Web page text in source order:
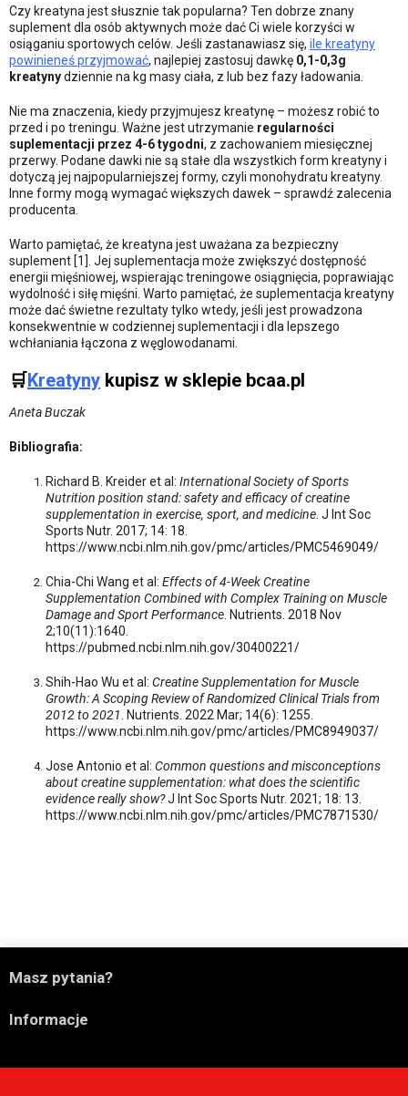
Czy kreatyna jest słusznie tak popularna? Ten dobrze znany
suplement dla osób aktywnych może dać Ci wiele korzyści w
osiąganiu sportowych celów. Jeśli zastanawiasz się, ile kreatyny
powinieneś przyjmować, najlepiej zastosuj dawkę 0,1-0,3g
kreatynydziennie na kg masy ciała, z lub bez fazy ładowania.
Nie ma znaczenia, kiedy przyjmujesz kreatynę – możesz robić to
przed i po treningu. Ważne jest utrzymanie regularności
suplementacji przez 4-6 tygodni, z zachowaniem miesięcznej
przerwy. Podane dawki nie są stałe dla wszystkich form kreatyny i
dotyczą jej najpopularniejszej formy, czyli monohydratu kreatyny.
Inne formy mogą wymagać większych dawek – sprawdź zalecenia
producenta.
Warto pamiętać, że kreatyna jest uważana za bezpieczny
suplement [1]. Jej suplementacja może zwiększyć dostępność
energii mięśniowej, wspierając treningowe osiągnięcia, poprawiając
wydolność i siłę mięśni. Warto pamiętać, że suplementacja kreatyny
może dać świetne rezultaty tylko wtedy, jeśli jest prowadzona
konsekwentnie w codziennej suplementacji i dla lepszego
wchłaniania łączona z węglowodanami.
🛒Kreatyny kupisz w sklepie bcaa.pl
Aneta Buczak
Bibliografia:
Richard B. Kreider et al: International Society of Sports
Nutrition position stand: safety and efficacy of creatine
supplementation in exercise, sport, and medicine . J Int Soc
Sports Nutr. 2017; 14: 18.
https://www.ncbi.nlm.nih.gov/pmc/articles/PMC5469049/
Chia-Chi Wang et al: Effects of 4-Week Creatine
Supplementation Combined with Complex Training on Muscle
Damage and Sport Performance . Nutrients. 2018 Nov
2;10(11):1640.
https://pubmed.ncbi.nlm.nih.gov/30400221/
Shih-Hao Wu et al: Creatine Supplementation for Muscle
Growth: A Scoping Review of Randomized Clinical Trials from
2012 to 2021 . Nutrients. 2022 Mar; 14(6): 1255.
https://www.ncbi.nlm.nih.gov/pmc/articles/PMC8949037/
Jose Antonio et al: Common questions and misconceptions
about creatine supplementation: what does the scientific
evidence really show?J Int Soc Sports Nutr. 2021; 18: 13.
https://www.ncbi.nlm.nih.gov/pmc/articles/PMC7871530/
Masz pytania?
Informacje